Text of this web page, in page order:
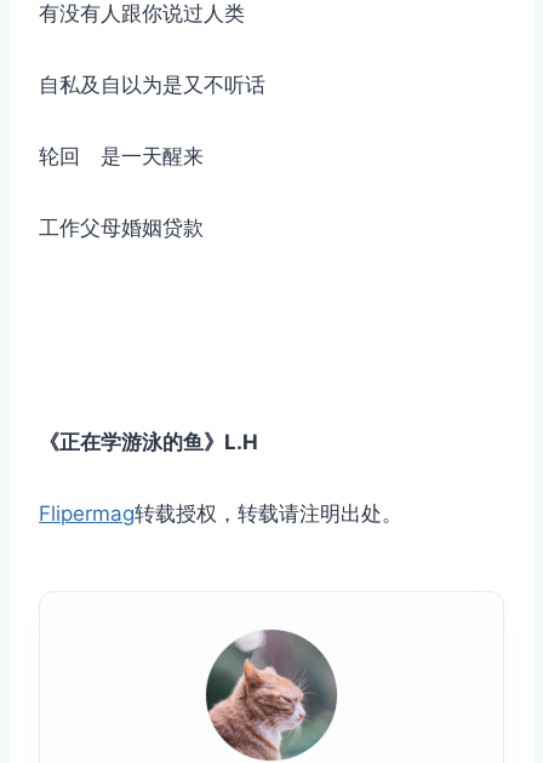
有没有人跟你说过人类
自私及自以为是又不听话
轮回 是一天醒来
工作父母婚姻贷款
《正在学游泳的鱼》L.H
Flipermag转载授权，转载请注明出处。